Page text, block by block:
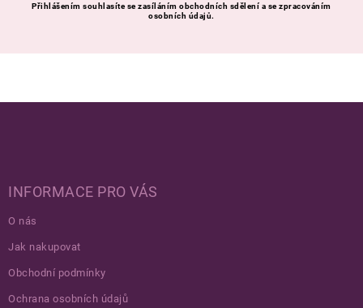
Přihlášením souhlasíte se zasíláním obchodních sdělení a se zpracováním
osobních údajů.
INFORMACE PRO VÁS
O nás
Jak nakupovat
Obchodní podmínky
Ochrana osobních údajů